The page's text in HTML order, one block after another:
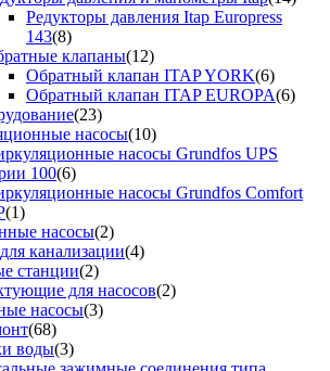
Редукторы давления Itap Europress
143(8)
клапаны(12)
Обратный клапан ITAP YORK(6)
Обратный клапан ITAP EUROPA(6)
(23)
насосы(10)
насосы Grundfos UPS
100(6)
насосы Grundfos Comfort
(1)
насосы(2)
канализации(4)
станции(2)
для насосов(2)
насосы(3)
(68)
воды(3)